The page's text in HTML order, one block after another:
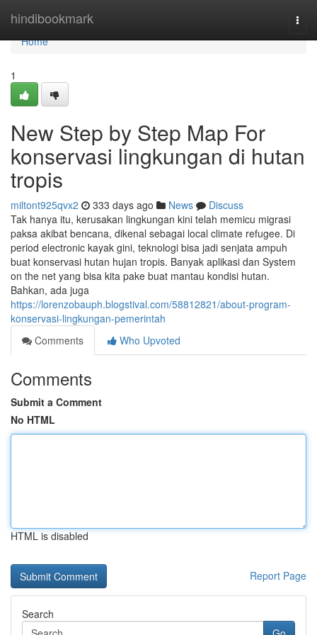
hindibookmark
Home
Home
1
New Step by Step Map For
konservasi lingkungan di hutan
tropis
miltont925qvx2 333 days ago News
Discuss
Tak hanya itu, kerusakan lingkungan kini telah memicu migrasi
paksa akibat bencana, dikenal sebagai local climate refugee. Di
period electronic kayak gini, teknologi bisa jadi senjata ampuh
buat konservasi hutan hujan tropis. Banyak aplikasi dan System
on the net yang bisa kita pake buat mantau kondisi hutan.
Bahkan, ada juga
https://lorenzobauph.blogstival.com/58812821/about-program-
konservasi-lingkungan-pemerintah
Comments
Who Upvoted
Comments
Submit a Comment
No HTML
HTML is disabled
Report Page
Search